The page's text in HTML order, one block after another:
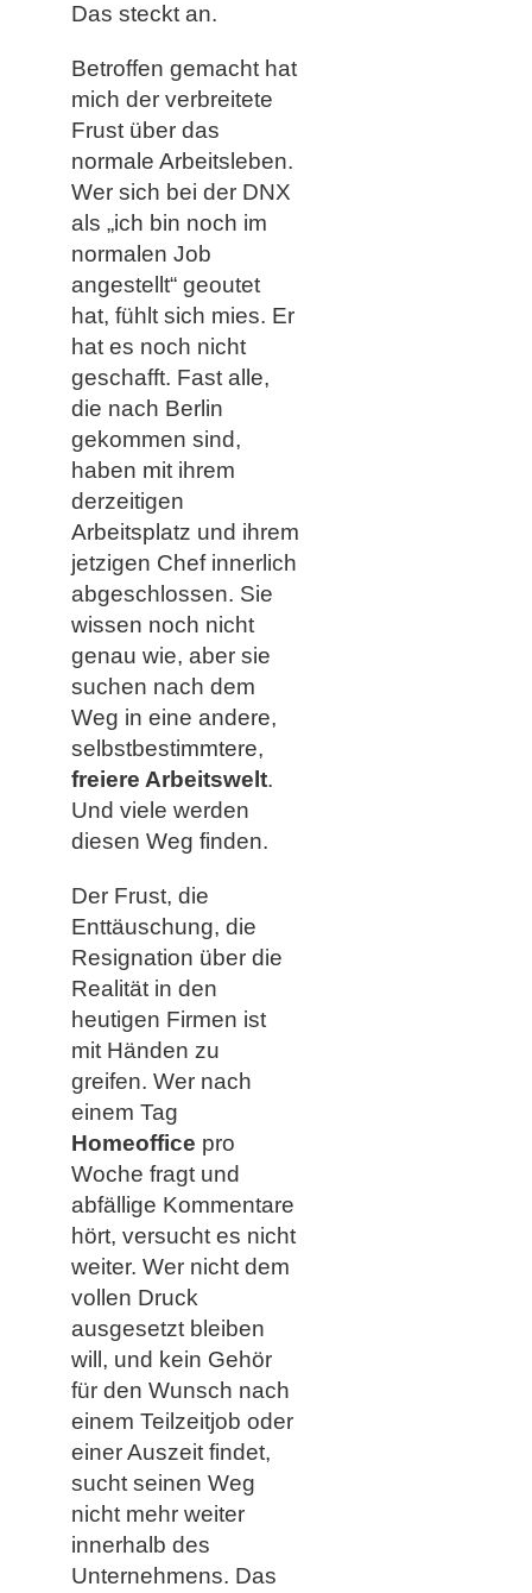
Das steckt an.
Betroffen gemacht hat
mich der verbreitete
Frust über das
normale Arbeitsleben.
Wer sich bei der DNX
als „ich bin noch im
normalen Job
angestellt“ geoutet
hat, fühlt sich mies. Er
hat es noch nicht
geschafft. Fast alle,
die nach Berlin
gekommen sind,
haben mit ihrem
derzeitigen
Arbeitsplatz und ihrem
jetzigen Chef innerlich
abgeschlossen. Sie
wissen noch nicht
genau wie, aber sie
suchen nach dem
Weg in eine andere,
selbstbestimmtere,
freiere Arbeitswelt.
Und viele werden
diesen Weg finden.
Der Frust, die
Enttäuschung, die
Resignation über die
Realität in den
heutigen Firmen ist
mit Händen zu
greifen. Wer nach
einem Tag
Homeoffice pro
Woche fragt und
abfällige Kommentare
hört, versucht es nicht
weiter. Wer nicht dem
vollen Druck
ausgesetzt bleiben
will, und kein Gehör
für den Wunsch nach
einem Teilzeitjob oder
einer Auszeit findet,
sucht seinen Weg
nicht mehr weiter
innerhalb des
Unternehmens. Das